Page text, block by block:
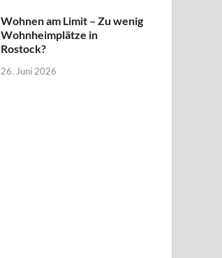
Wohnen am Limit – Zu wenig
Wohnheimplätze in
Rostock?
26. Juni 2026